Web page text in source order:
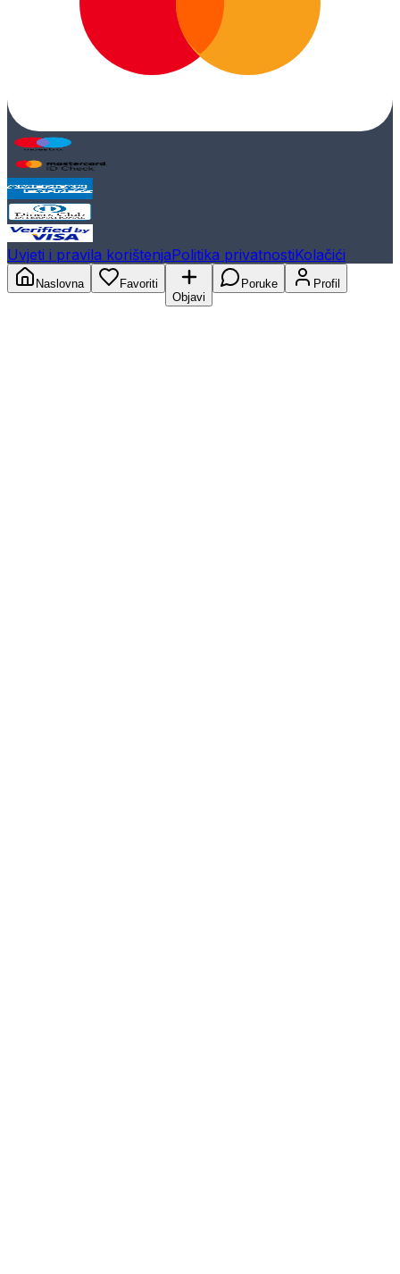
Uvjeti i pravila korištenjaPolitika privatnostiKolačići
Naslovna
Favoriti
Objavi
Poruke Profil